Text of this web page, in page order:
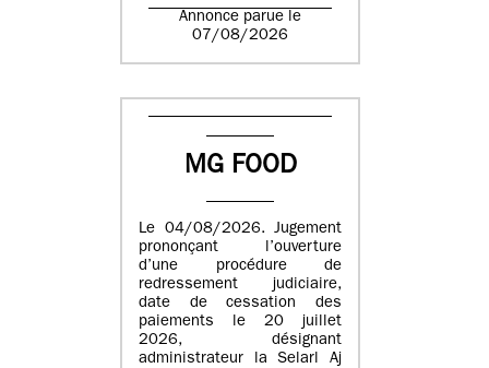
Annonce parue le
07/08/2026
MG FOOD
Le 04/08/2026. Jugement
prononçant l’ouverture
d’une procédure de
redressement judiciaire,
date de cessation des
paiements le 20 juillet
2026, désignant
administrateur la Selarl Aj